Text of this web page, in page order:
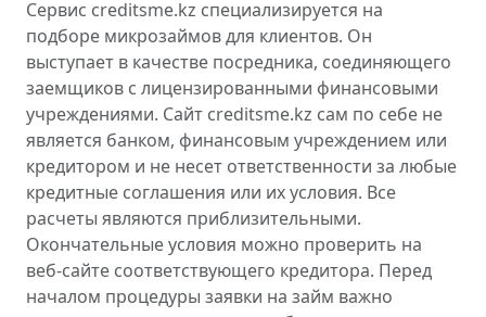
Сервис creditsme.kz специализируется на
подборе микрозаймов для клиентов. Он
выступает в качестве посредника, соединяющего
заемщиков с лицензированными финансовыми
учреждениями. Сайт creditsme.kz сам по себе не
является банком, финансовым учреждением или
кредитором и не несет ответственности за любые
кредитные соглашения или их условия. Все
расчеты являются приблизительными.
Окончательные условия можно проверить на
веб-сайте соответствующего кредитора. Перед
началом процедуры заявки на займ важно